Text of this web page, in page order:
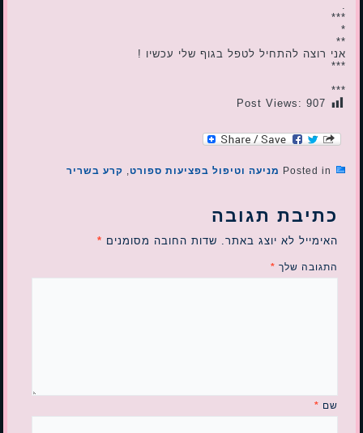
***
*
**
אני רוצה להתחיל לטפל בגוף שלי עכשיו !
***
***
Post Views: 907
Posted in מניעה וטיפול בפציעות ספורט, קרע בשריר
כתיבת תגובה
האימייל לא יוצג באתר. שדות החובה מסומנים *
התגובה שלך *
שם *